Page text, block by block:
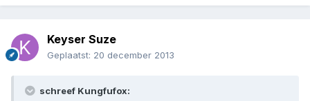
Keyser Suze
Geplaatst: 20 december 2013
schreef Kungfufox: